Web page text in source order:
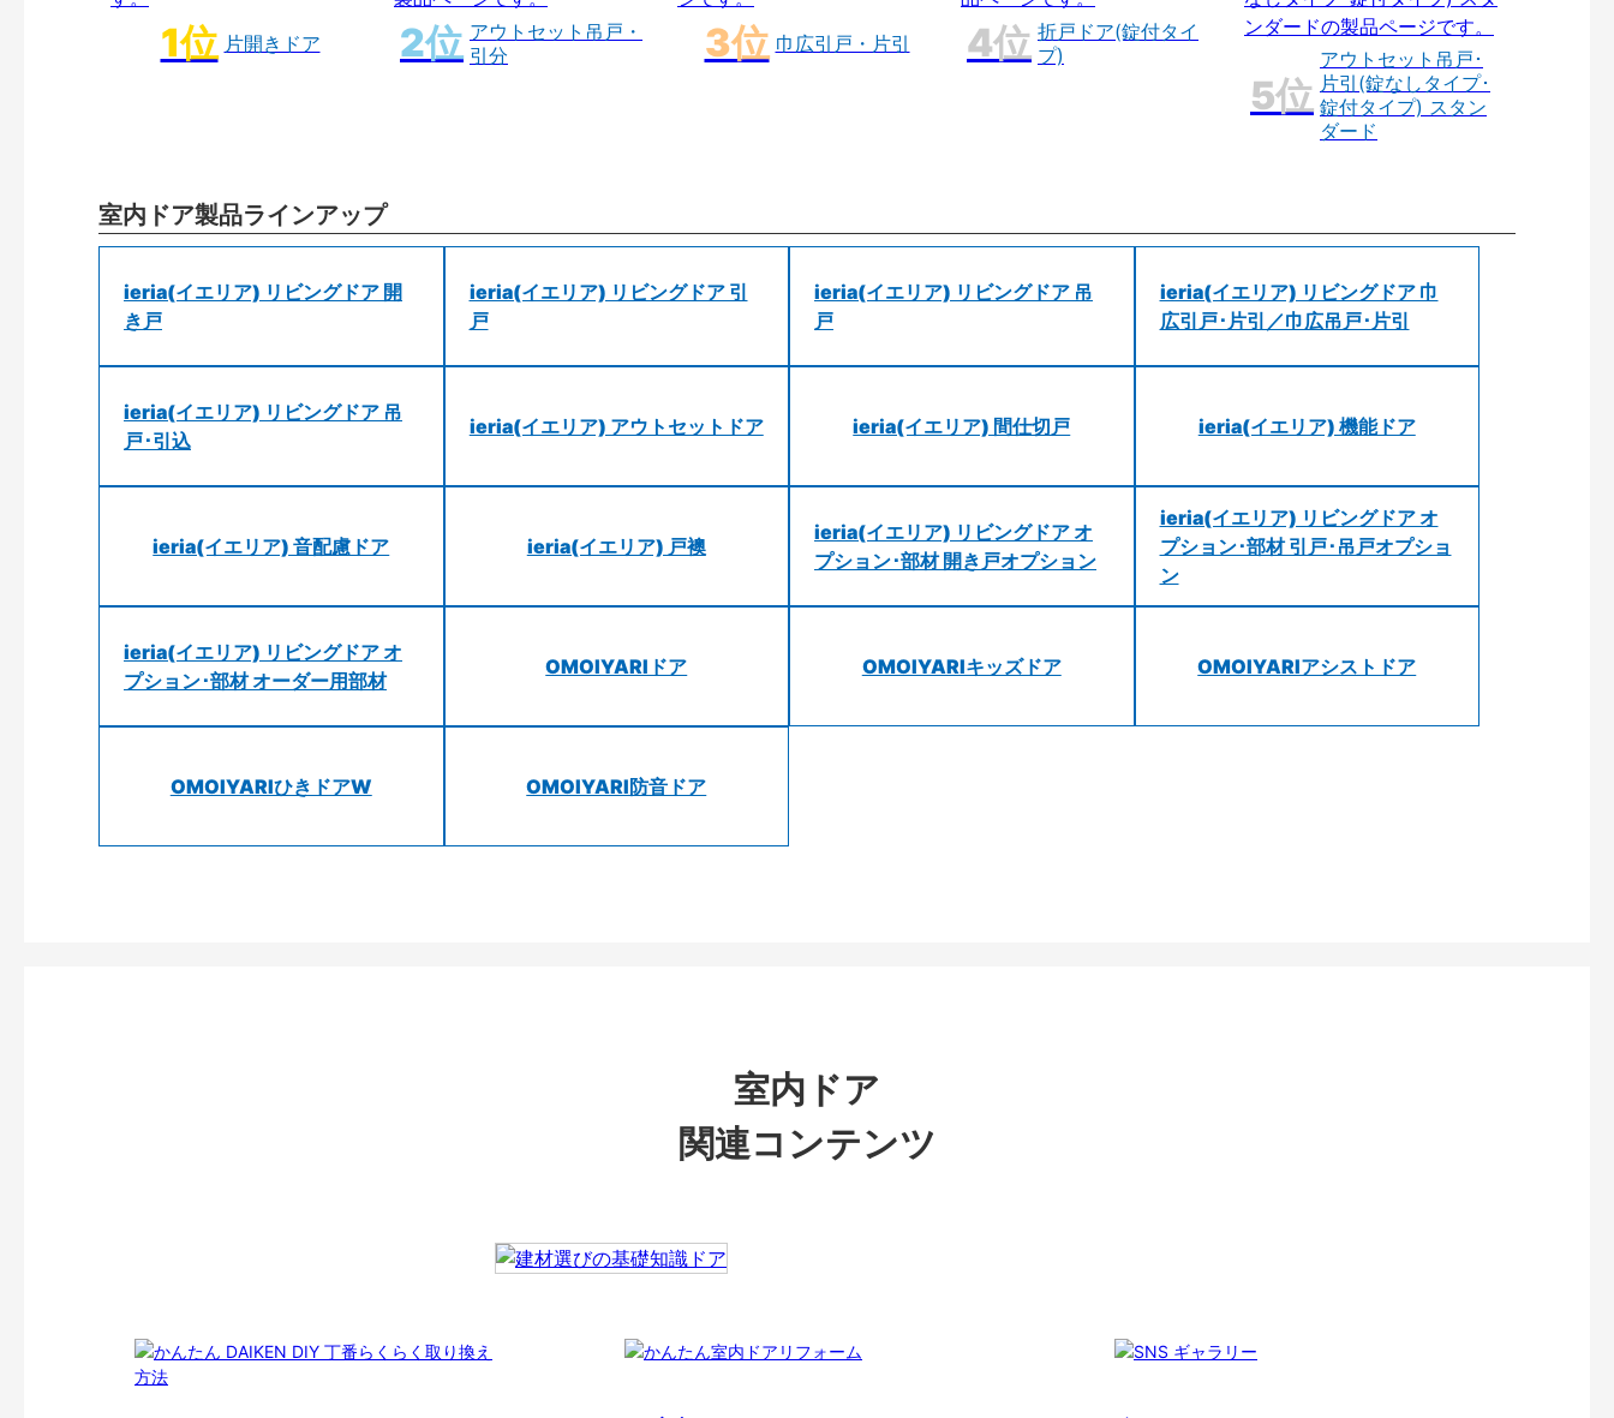
片開きドア
アウトセット吊戸・
引分
巾広引戸・片引
折戸ドア(錠付タイ
プ)
アウトセット吊戸･
片引(錠なしタイプ･
錠付タイプ) スタン
ダード
室内ドア製品ラインアップ
ieria(イエリア) リビングドア 開
き戸
ieria(イエリア) リビングドア 引
戸
ieria(イエリア) リビングドア 吊
戸
ieria(イエリア) リビングドア 巾
広引戸･片引／巾広吊戸･片引
ieria(イエリア) リビングドア 吊
戸･引込
ieria(イエリア) アウトセットドア ieria(イエリア) 間仕切戸 ieria(イエリア) 機能ドア
ieria(イエリア) 音配慮ドア ieria(イエリア) 戸襖
ieria(イエリア) リビングドア オ
プション･部材 開き戸オプション
ieria(イエリア) リビングドア オ
プション･部材 引戸･吊戸オプショ
ン
ieria(イエリア) リビングドア オ
プション･部材 オーダー用部材
OMOIYARIドア OMOIYARIキッズドア OMOIYARIアシストドア
OMOIYARIひきドアW OMOIYARI防音ドア
室内ドア
関連コンテンツ